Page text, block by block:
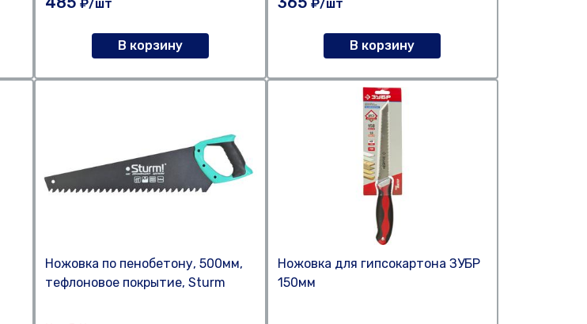
₽/шт
В корзину
₽/шт
В корзину
Ножовка по пенобетону, 500мм,
тефлоновое покрытие, Sturm
Ножовка для гипсокартона ЗУБР
150мм